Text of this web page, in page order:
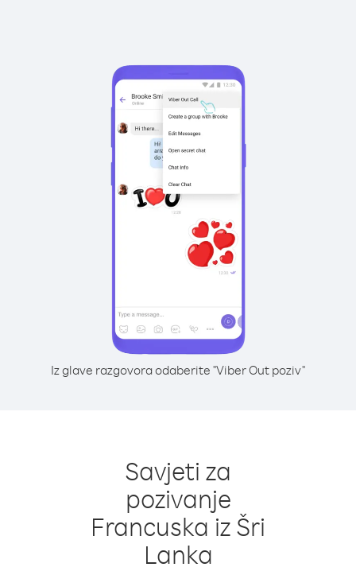
Iz glave razgovora odaberite "Viber Out poziv"
Savjeti za
pozivanje
Francuska iz Šri
Lanka